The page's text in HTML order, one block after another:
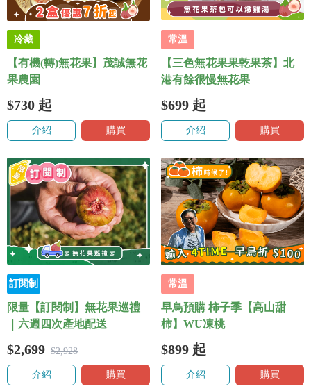
冷藏
【有機(轉)無花果】茂誠無花
果農園
$730 起
介紹 購買
常溫
【三色無花果果乾果茶】北
港有餘很慢無花果
$699 起
介紹 購買
訂閱制
限量【訂閱制】無花果巡禮
｜六週四次產地配送
$2,699 $2,928
介紹 購買
常溫
早鳥預購 柿子季【高山甜
柿】WU凍桃
$899 起
介紹 購買